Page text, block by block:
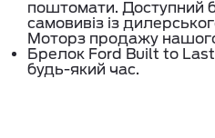
поштомати. Доступний
самовивіз із
Моторз продажу
Брелок Ford Built to Last
будь-який час.